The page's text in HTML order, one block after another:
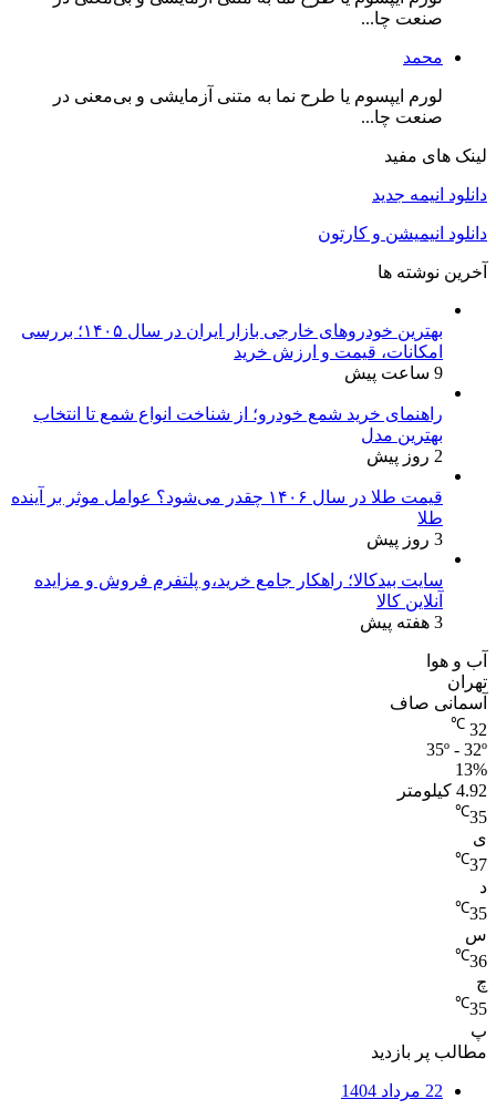
صنعت چا...
محمد
لورم ایپسوم یا طرح‌ نما به متنی آزمایشی و بی‌معنی در
صنعت چا...
لینک های مفید
دانلود انیمه جدید
دانلود انیمیشن و کارتون
آخرین نوشته ها
بهترین خودروهای خارجی بازار ایران در سال ۱۴۰۵؛ بررسی
امکانات، قیمت و ارزش خرید
9 ساعت پیش
راهنمای خرید شمع خودرو؛ از شناخت انواع شمع تا انتخاب
بهترین مدل
2 روز پیش
قیمت طلا در سال ۱۴۰۶ چقدر می‌شود؟ عوامل موثر بر آینده
طلا
3 روز پیش
سایت بیدکالا؛ راهکار جامع خرید،و پلتفرم فروش و مزایده
آنلاین کالا
3 هفته پیش
آب و هوا
تهران
آسمانی صاف
32
℃
35º - 32º
13%
4.92 کیلومتر
35
℃
ی
37
℃
د
35
℃
س
36
℃
چ
35
℃
پ
مطالب پر بازدید
22 مرداد 1404